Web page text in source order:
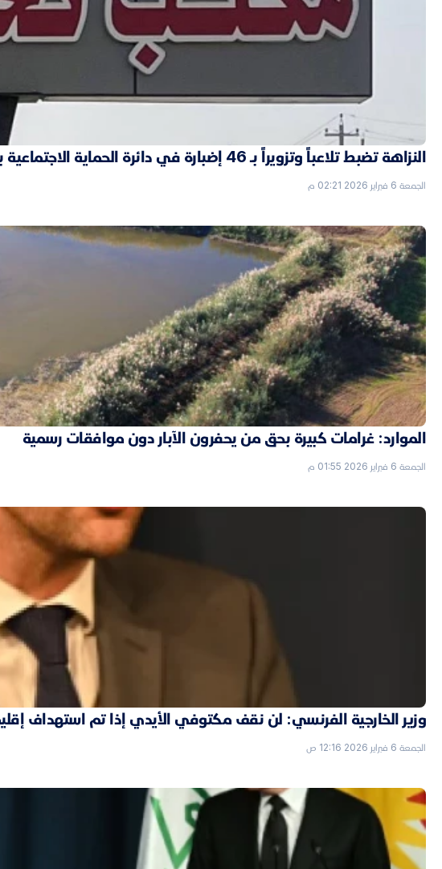
النزاهة تضبط تلاعباً وتزويراً بـ 46 إضبارة في دائرة الحماية الاجتماعية بالأنبار
الجمعة 6 فبراير 2026 02:21 م
الموارد: غرامات كبيرة بحق من يحفرون الآبار دون موافقات رسمية
الجمعة 6 فبراير 2026 01:55 م
وزير الخارجية الفرنسي: لن نقف مكتوفي الأيدي إذا تم استهداف
الجمعة 6 فبراير 2026 12:16 ص